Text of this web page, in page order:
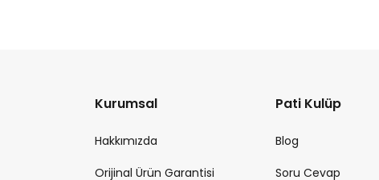
Kurumsal
Hakkımızda
Orijinal Ürün Garantisi
Pati Kulüp
Blog
Soru Cevap